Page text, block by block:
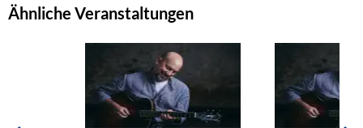
Ähnliche Veranstaltungen